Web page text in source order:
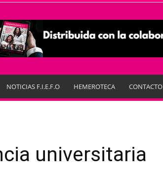
NOTICIAS F.I.E.F.O HEMEROTECA CONTACTO
universitaria